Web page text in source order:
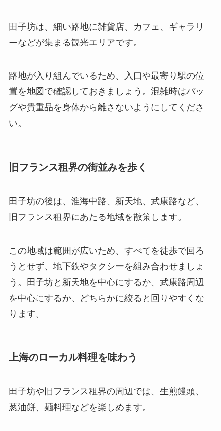
田子坊は、細い路地に雑貨店、カフェ、ギャラリ
ーなどが集まる観光エリアです。
路地が入り組んでいるため、入口や最寄り駅の位
置を地図で確認しておきましょう。混雑時はバッ
グや貴重品を身体から離さないようにしてくださ
い。
旧フランス租界の街並みを歩く
田子坊の後は、淮海中路、新天地、武康路など、
旧フランス租界にあたる地域を散策します。
この地域は範囲が広いため、すべてを徒歩で回ろ
うとせず、地下鉄やタクシーを組み合わせましょ
う。田子坊と新天地を中心にするか、武康路周辺
を中心にするか、どちらかに絞ると回りやすくな
ります。
上海のローカル料理を味わう
田子坊や旧フランス租界の周辺では、生煎饅頭、
葱油餅、麺料理などを楽しめます。